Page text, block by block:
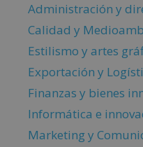
Administración y
Calidad y
Estilismo y artes
Exportación y
Finanzas y bienes
Informática e
Marketing y